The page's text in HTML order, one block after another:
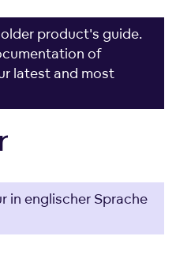
product's guide.
of
latest and most
in englischer Sprache